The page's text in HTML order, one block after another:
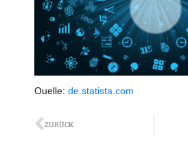
Ouelle: de.statista.com
Zurück
ZURÜCK